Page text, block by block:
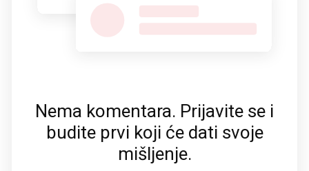
Nema komentara. Prijavite se i
budite prvi koji će dati svoje
mišljenje.